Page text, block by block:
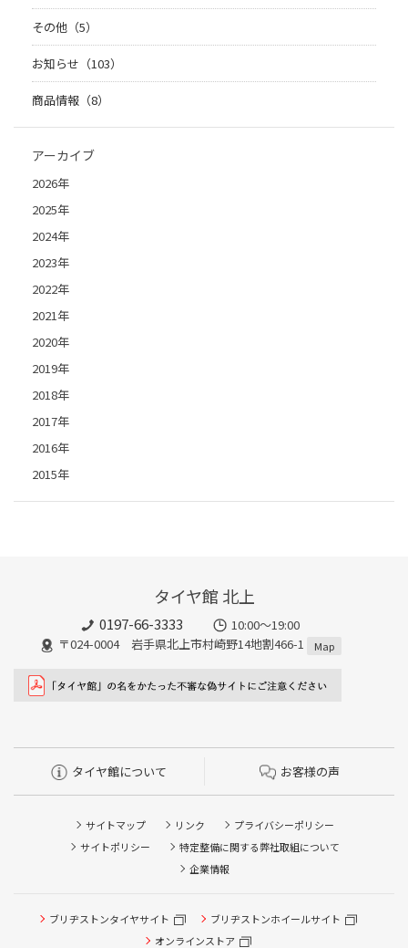
その他（5）
お知らせ（103）
商品情報（8）
アーカイブ
2026年
2025年
2024年
2023年
2022年
2021年
2020年
2019年
2018年
2017年
2016年
2015年
タイヤ館 北上
0197-66-3333
10:00～19:00
〒024-0004 岩手県北上市村崎野14地割466-1
Map
タイヤ館について お客様の声
サイトマップ リンク
プライバシーポリシー
サイトポリシー
特定整備に関する弊社取組について
企業情報
ブリヂストンタイヤサイト
ブリヂストンホイールサイト
オンラインストア